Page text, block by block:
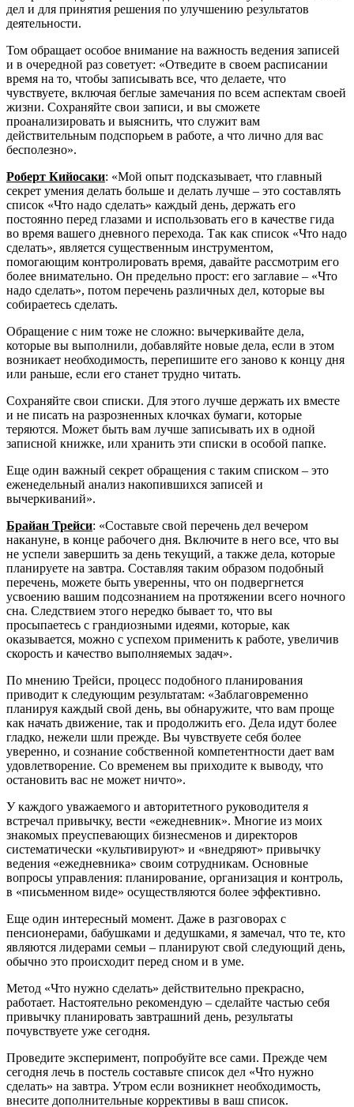
дел и для принятия решения по улучшению результатов
деятельности.
Том обращает особое внимание на важность ведения записей
и в очередной раз советует: «Отведите в своем расписании
время на то, чтобы записывать все, что делаете, что
чувствуете, включая беглые замечания по всем аспектам своей
жизни. Сохраняйте свои записи, и вы сможете
проанализировать и выяснить, что служит вам
действительным подспорьем в работе, а что лично для вас
бесполезно».
Роберт Кийосаки: «Мой опыт подсказывает, что главный
секрет умения делать больше и делать лучше – это составлять
список «Что надо сделать» каждый день, держать его
постоянно перед глазами и использовать его в качестве гида
во время вашего дневного перехода. Так как список «Что надо
сделать», является существенным инструментом,
помогающим контролировать время, давайте рассмотрим его
более внимательно. Он предельно прост: его заглавие – «Что
надо сделать», потом перечень различных дел, которые вы
собираетесь сделать.
Обращение с ним тоже не сложно: вычеркивайте дела,
которые вы выполнили, добавляйте новые дела, если в этом
возникает необходимость, перепишите его заново к концу дня
или раньше, если его станет трудно читать.
Сохраняйте свои списки. Для этого лучше держать их вместе
и не писать на разрозненных клочках бумаги, которые
теряются. Может быть вам лучше записывать их в одной
записной книжке, или хранить эти списки в особой папке.
Еще один важный секрет обращения с таким списком – это
еженедельный анализ накопившихся записей и
вычеркиваний».
Брайан Трейси: «Составьте свой перечень дел вечером
накануне, в конце рабочего дня. Включите в него все, что вы
не успели завершить за день текущий, а также дела, которые
планируете на завтра. Составляя таким образом подобный
перечень, можете быть уверенны, что он подвергнется
усвоению вашим подсознанием на протяжении всего ночного
сна. Следствием этого нередко бывает то, что вы
просыпаетесь с грандиозными идеями, которые, как
оказывается, можно с успехом применить к работе, увеличив
скорость и качество выполняемых задач».
По мнению Трейси, процесс подобного планирования
приводит к следующим результатам: «Заблаговременно
планируя каждый свой день, вы обнаружите, что вам проще
как начать движение, так и продолжить его. Дела идут более
гладко, нежели шли прежде. Вы чувствуете себя более
уверенно, и сознание собственной компетентности дает вам
удовлетворение. Со временем вы приходите к выводу, что
остановить вас не может ничто».
У каждого уважаемого и авторитетного руководителя я
встречал привычку, вести «ежедневник». Многие из моих
знакомых преуспевающих бизнесменов и директоров
систематически «культивируют» и «внедряют» привычку
ведения «ежедневника» своим сотрудникам. Основные
вопросы управления: планирование, организация и контроль,
в «письменном виде» осуществляются более эффективно.
Еще один интересный момент. Даже в разговорах с
пенсионерами, бабушками и дедушками, я замечал, что те, кто
являются лидерами семьи – планируют свой следующий день,
обычно это происходит перед сном и в уме.
Метод «Что нужно сделать» действительно прекрасно,
работает. Настоятельно рекомендую – сделайте частью себя
привычку планировать завтрашний день, результаты
почувствуете уже сегодня.
Проведите эксперимент, попробуйте все сами. Прежде чем
сегодня лечь в постель составьте список дел «Что нужно
сделать» на завтра. Утром если возникнет необходимость,
внесите дополнительные коррективы в ваш список.